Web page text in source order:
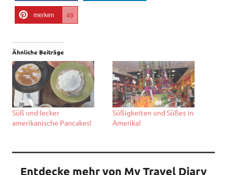
merken 49
Ähnliche Beiträge
Süß und lecker
amerikanische Pancakes!
Süßigkeiten und Süßes in
Amerika!
Entdecke mehr von My Travel Diary